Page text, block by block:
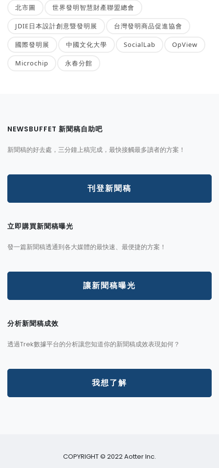
北市圖 世界發明智慧財產聯盟總會
JDIE日本設計創意暨發明展 台灣發明商品促進協會
國際發明展 中國文化大學 SocialLab OpView
Microchip 永春分館
NEWSBUFFET 新聞稿自助吧
新聞稿的好去處，三分鐘上稿完成，最快接觸最多讀者的方案！
刊登新聞稿
立即購買新聞稿曝光
發一篇新聞稿透通到各大媒體的最快速、最便捷的方案！
讓新聞稿曝光
分析新聞稿成效
透過Trek數據平台的分析讓您知道你的新聞稿成效表現如何？
我想了解
COPYRIGHT © 2022 Aotter Inc.